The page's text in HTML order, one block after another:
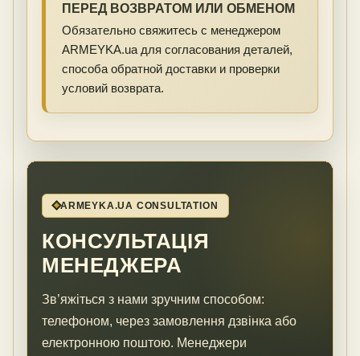
ПЕРЕД ВОЗВРАТОМ ИЛИ ОБМЕНОМ
Обязательно свяжитесь с менеджером
ARMEYKA.ua для согласования деталей,
способа обратной доставки и проверки
условий возврата.
ARMEYKA.UA CONSULTATION
КОНСУЛЬТАЦІЯ
МЕНЕДЖЕРА
Зв’яжіться з нами зручним способом:
телефоном, через замовлення дзвінка або
електронною поштою. Менеджери